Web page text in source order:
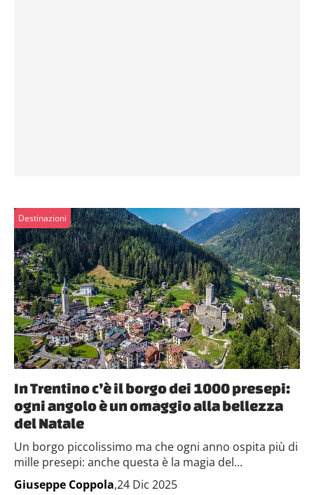
Destinazioni
In Trentino c’è il borgo dei 1000 presepi:
ogni angolo è un omaggio alla bellezza
del Natale
Un borgo piccolissimo ma che ogni anno ospita più di
mille presepi: anche questa è la magia del...
Giuseppe Coppola,24 Dic 2025